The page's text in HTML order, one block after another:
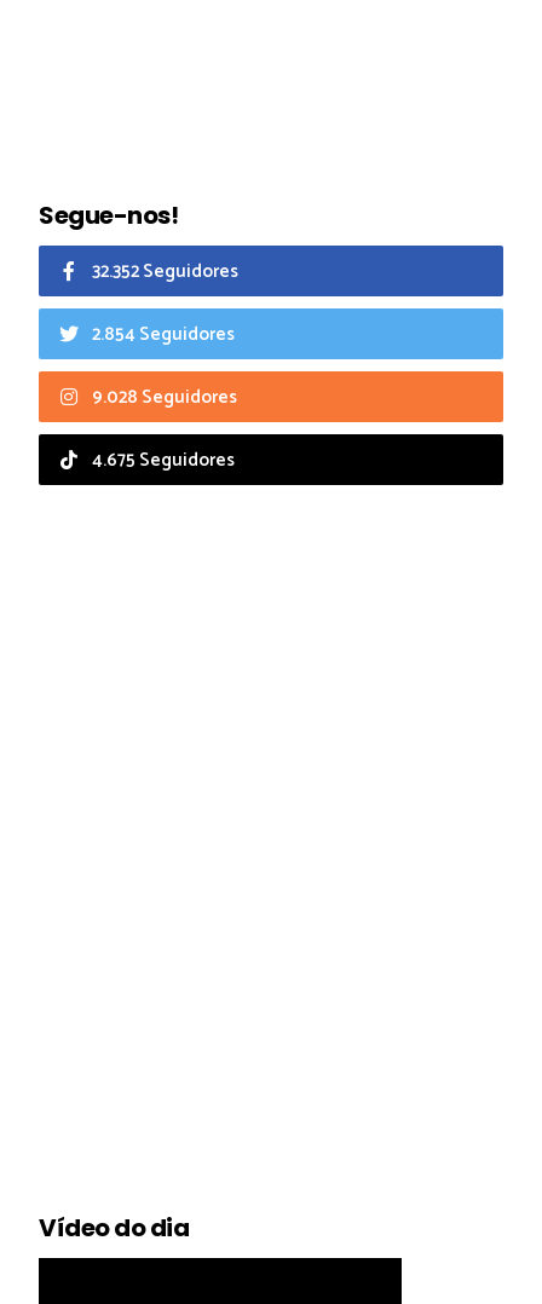
Segue-nos!
32.352 Seguidores
2.854 Seguidores
9.028 Seguidores
4.675 Seguidores
Vídeo do dia